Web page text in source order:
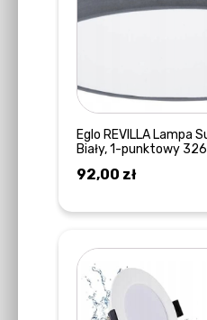
Eglo REVILLA Lampa
Biały, 1-punktowy
92,00 zł